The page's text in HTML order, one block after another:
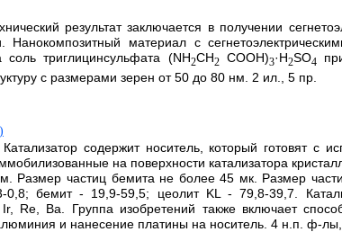
результат заключается в получении
материал с
соль триглицинсульфата (NH2CH2COOH)3·H2SO4
с размерами зерен от 50 до 80 нм. 2 ил., 5 пр.
содержит носитель, который готовят с
на поверхности катализатора
Размер частиц бемита не более 45 мк. Размер
бемит - 19,9-59,5; цеолит KL - 79,8-39,7.
Re, Ba. Группа изобретений также включает
и нанесение платины на носитель. 4 н.п. ф-лы,